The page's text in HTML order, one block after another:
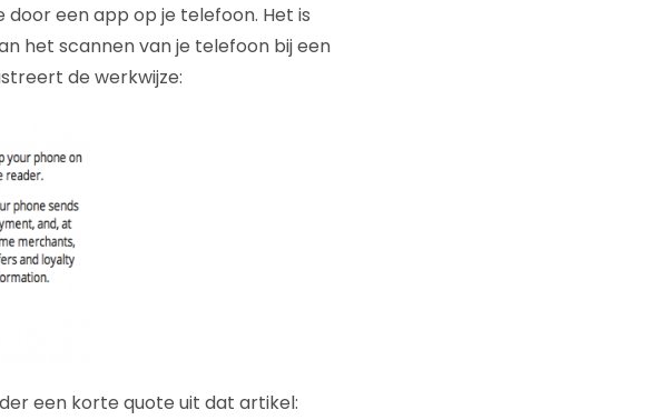
een app op je telefoon. Het is
het scannen van je telefoon bij een
de werkwijze:
een korte quote uit dat artikel: